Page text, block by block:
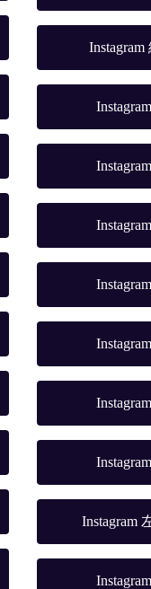
Instagram